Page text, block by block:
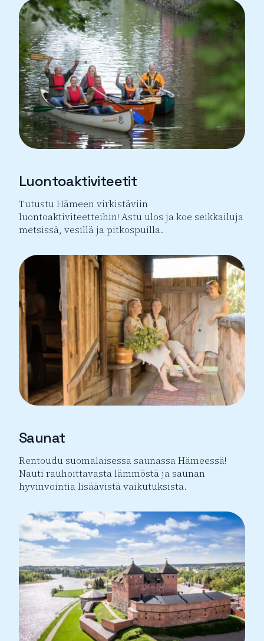
Luontoaktiviteetit
Tutustu Hämeen virkistäviin
luontoaktiviteetteihin! Astu ulos ja koe seikkailuja
metsissä, vesillä ja pitkospuilla.
Saunat
Rentoudu suomalaisessa saunassa Hämeessä!
Nauti rauhoittavasta lämmöstä ja saunan
hyvinvointia lisäävistä vaikutuksista.